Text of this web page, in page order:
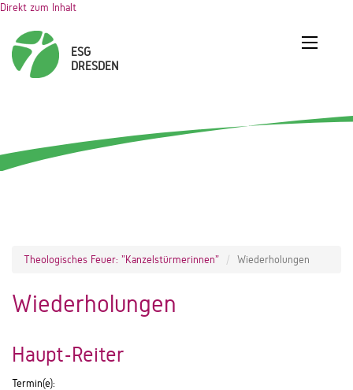
Direkt zum Inhalt
Theologisches Feuer: "Kanzelstürmerinnen" Wiederholungen
Wiederholungen
Haupt-Reiter
Termin(e):